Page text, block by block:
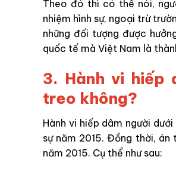
Theo đó thì có thể nói,
nhiệm hình sự, ngoại trừ
những đối tượng được
quốc tế mà Việt Nam là
3. Hành vi hiếp
treo không?
Hành vi hiếp dâm người
sự năm 2015. Đồng thời,
năm 2015. Cụ thể như sau: